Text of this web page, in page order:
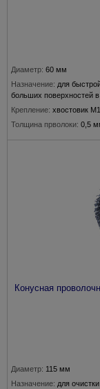
Диаметр: 60 мм
Назначение: для
больших поверхностей
Крепление: хвостовик
Толщина прволоки: 0,5
Подходит для модели:
Конусная
Диаметр: 115 мм
Назначение: для